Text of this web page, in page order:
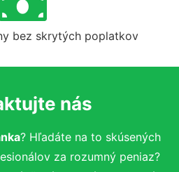
bez skrytých poplatkov
nás
? Hľadáte na to skúsených
za rozumný peniaz?